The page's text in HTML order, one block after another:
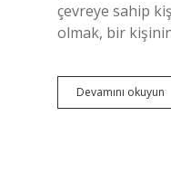
çevreye sahip
olmak, bir
Devamını okuyun